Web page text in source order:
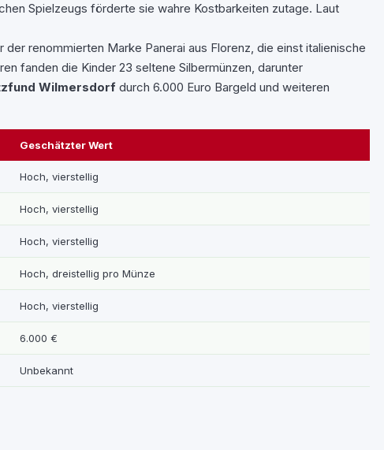
Spielzeugs förderte sie wahre Kostbarkeiten zutage. Laut
renommierten Marke Panerai aus Florenz, die einst italienische
fanden die Kinder 23 seltene Silbermünzen, darunter
Wilmersdorf durch 6.000 Euro Bargeld und weiteren
Geschätzter Wert
Hoch, vierstellig
Hoch, vierstellig
Hoch, vierstellig
Hoch, dreistellig pro Münze
Hoch, vierstellig
6.000 €
Unbekannt